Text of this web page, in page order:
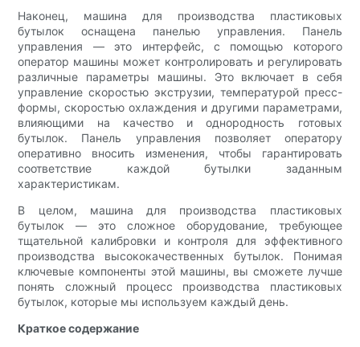
Наконец, машина для производства пластиковых
бутылок оснащена панелью управления. Панель
управления — это интерфейс, с помощью которого
оператор машины может контролировать и регулировать
различные параметры машины. Это включает в себя
управление скоростью экструзии, температурой пресс-
формы, скоростью охлаждения и другими параметрами,
влияющими на качество и однородность готовых
бутылок. Панель управления позволяет оператору
оперативно вносить изменения, чтобы гарантировать
соответствие каждой бутылки заданным
характеристикам.
В целом, машина для производства пластиковых
бутылок — это сложное оборудование, требующее
тщательной калибровки и контроля для эффективного
производства высококачественных бутылок. Понимая
ключевые компоненты этой машины, вы сможете лучше
понять сложный процесс производства пластиковых
бутылок, которые мы используем каждый день.
Краткое содержание